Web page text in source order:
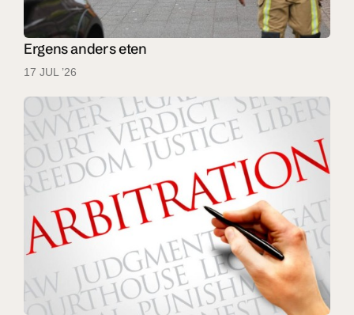
Ergens anders eten
17 JUL ’26